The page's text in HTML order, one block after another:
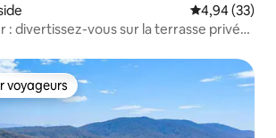
Note
4,94 (33)
: divertissez-vous sur la terrasse privée
parmi les plus aimés
voyageurs